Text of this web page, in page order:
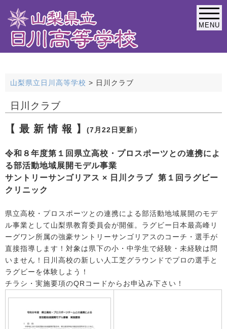
MENU
山梨県立日川高等学校 > 日川クラブ
日川クラブ
【 最 新 情 報 】 (7月22日更新）
令和８年度第１回県立高校・プロスポーツとの連携によ
る部活動地域展開モデル事業
サントリーサンゴリアス × 日川クラブ 第１回ラグビー
クリニック
県立高校・プロスポーツとの連携による部活動地域展開のモデ
ル事業として山梨県教育委員会が開催。ラグビー日本最高峰リ
ーグワン所属の強豪サントリーサンゴリアスのコーチ・選手が
直接指導します！対象は県下の小・中学生で経験・未経験は問
いません！日川高校の新しい人工芝グラウンドでプロの選手と
ラグビーを体験しよう！
チラシ・実施要項のQRコードからお申込み下さい！